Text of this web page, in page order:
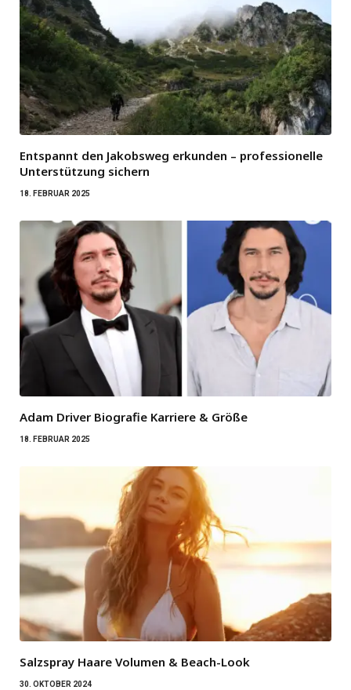
Entspannt den Jakobsweg erkunden – professionelle
Unterstützung sichern
18. FEBRUAR 2025
Adam Driver Biografie Karriere & Größe
18. FEBRUAR 2025
Salzspray Haare Volumen & Beach-Look
30. OKTOBER 2024